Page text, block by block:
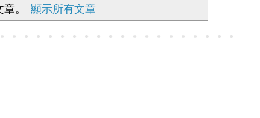
。 顯示所有文章